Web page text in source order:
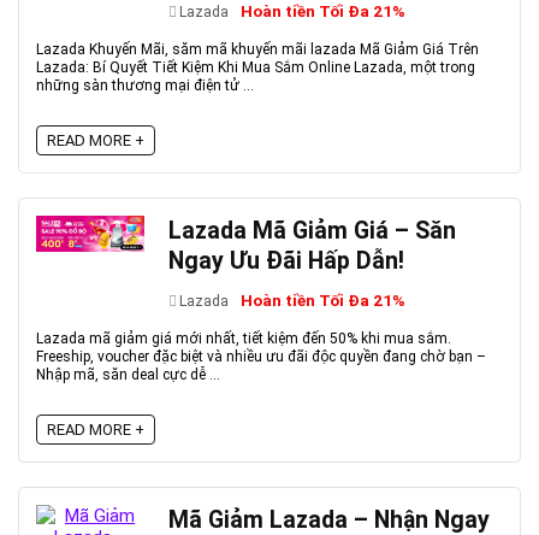
Lazada Hoàn tiền Tối Đa 21%
Lazada Khuyến Mãi, săm mã khuyến mãi lazada Mã Giảm Giá Trên
Lazada: Bí Quyết Tiết Kiệm Khi Mua Sắm Online Lazada, một trong
những sàn thương mại điện tử ...
READ MORE +
Lazada Mã Giảm Giá – Săn
Ngay Ưu Đãi Hấp Dẫn!
Lazada Hoàn tiền Tối Đa 21%
Lazada mã giảm giá mới nhất, tiết kiệm đến 50% khi mua sắm.
Freeship, voucher đặc biệt và nhiều ưu đãi độc quyền đang chờ bạn –
Nhập mã, săn deal cực dễ ...
READ MORE +
Mã Giảm Lazada – Nhận Ngay